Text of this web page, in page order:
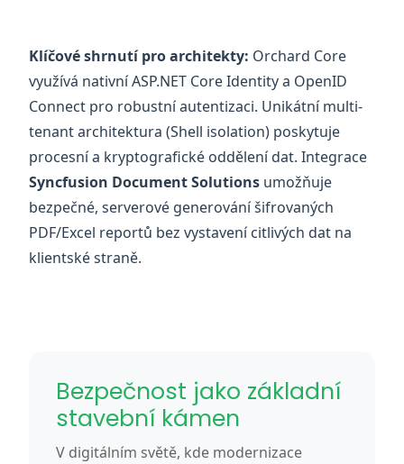
Klíčové shrnutí pro architekty: Orchard Core
využívá nativní ASP.NET Core Identity a OpenID
Connect pro robustní autentizaci. Unikátní multi-
tenant architektura (Shell isolation) poskytuje
procesní a kryptografické oddělení dat. Integrace
Syncfusion Document Solutions umožňuje
bezpečné, serverové generování šifrovaných
PDF/Excel reportů bez vystavení citlivých dat na
klientské straně.
Bezpečnost jako základní
stavební kámen
V digitálním světě, kde modernizace